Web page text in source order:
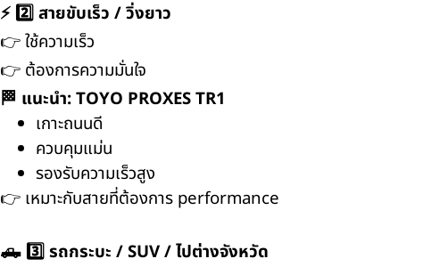
⚡ 2️⃣ สายขับเร็ว / วิ่งยาว
👉 ใช้ความเร็ว
👉 ต้องการความมั่นใจ
🏁 แนะนำ: TOYO PROXES TR1
เกาะถนนดี
ควบคุมแม่น
รองรับความเร็วสูง
👉 เหมาะกับสายที่ต้องการ performance
🛻 3️⃣ รถกระบะ / SUV / ไปต่างจังหวัด